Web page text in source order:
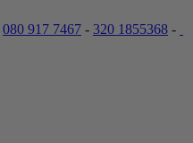
080 917 7467 - 320 1855368 -